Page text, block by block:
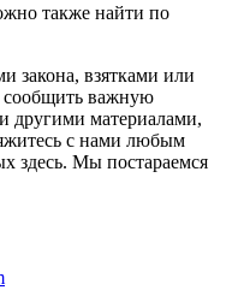
также найти по
закона, взятками или
сообщить важную
другими материалами,
с нами любым
здесь. Мы постараемся